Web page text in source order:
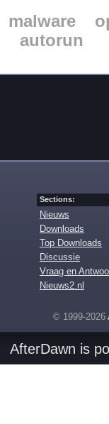
malware
autorun
Sections:
Nieuws
Downloads
Top Downloads
Discussie
Vraag en
Nieuws2.nl
© 1999-2026
AfterDawn is